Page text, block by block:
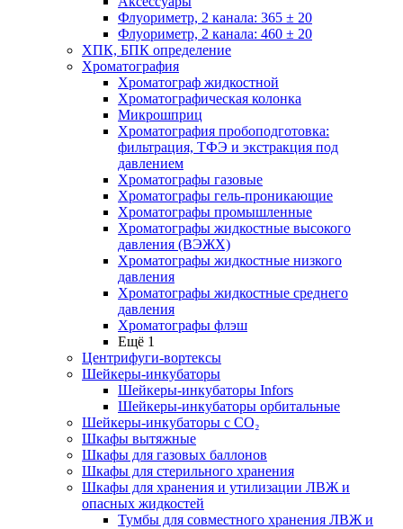
Флуориметр, 2 канала: 365 ± 20
Флуориметр, 2 канала: 460 ± 20
ХПК, БПК определение
Хроматография
Хроматограф жидкостной
Хроматографическая колонка
Микрошприц
Хроматография пробоподготовка:
фильтрация, ТФЭ и экстракция под
давлением
Хроматографы газовые
Хроматографы гель-проникающие
Хроматографы промышленные
Хроматографы жидкостные высокого
давления (ВЭЖХ)
Хроматографы жидкостные низкого
давления
Хроматографы жидкостные среднего
давления
Хроматографы флэш
Ещё 1
Центрифуги-вортексы
Шейкеры-инкубаторы
Шейкеры-инкубаторы Infors
Шейкеры-инкубаторы орбитальные
Шейкеры-инкубаторы с CО₂
Шкафы вытяжные
Шкафы для газовых баллонов
Шкафы для стерильного хранения
Шкафы для хранения и утилизации ЛВЖ и
опасных жидкостей
Тумбы для совместного хранения ЛВЖ и